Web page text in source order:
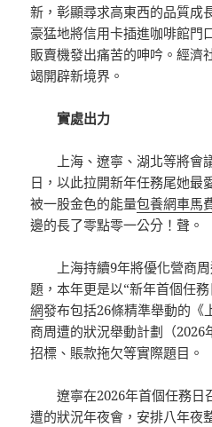
新，彰顯尋求高東西的品質成
豪猛地將信用卡插進咖啡館門
販賣機發出痛苦的呻吟。經濟
竭開辟新境界。
實處出力
上海、遼寧、湖北等將
日，以此拉開新年任務尾她最
被一股金色的能量包養網車馬
邊的長了零點零一公分！聲。
上海持續9年將優化營商
題，本年更是以“新年首個任
網發布包括26條精準舉動的《
商周遭的狀況舉動計劃（
招標、賬款拖欠等實際題目。
遼寧在2026年首個任務日
遭的狀況年夜會，安排八年夜